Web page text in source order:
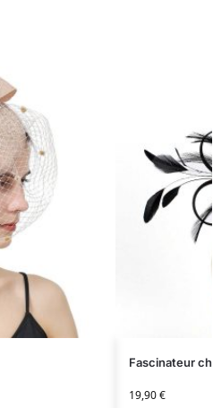
Fascinateur
19,90€